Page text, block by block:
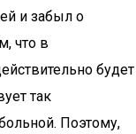
и забыл о
что в
будет
так
Поэтому,